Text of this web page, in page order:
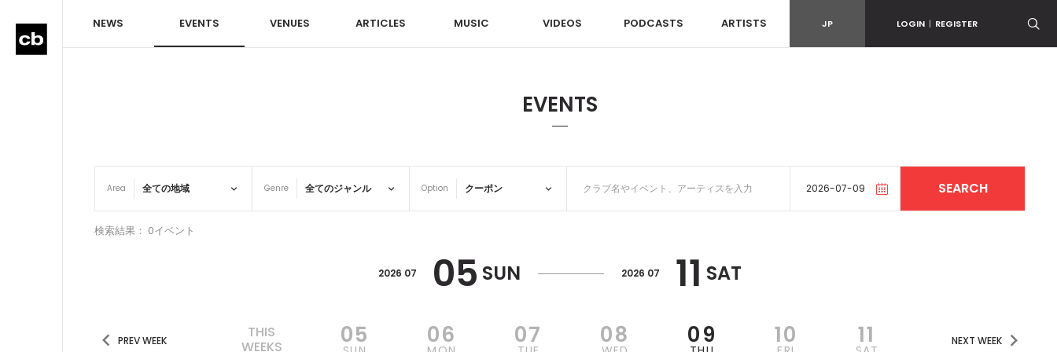
NEWS EVENTS VENUES ARTICLES MUSIC VIDEOS PODCASTS ARTISTS JP LOGIN | REGISTER
EVENTS
Area Genre Option
検索結果： 0イベント
2026 07 05 SUN 2026 07 11 SAT
PREV WEEK
THIS
WEEKS
05 06 07 08 09 10 11 NEXT WEEK